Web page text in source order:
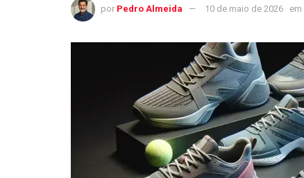
por Pedro Almeida 10 de maio de 2026 em